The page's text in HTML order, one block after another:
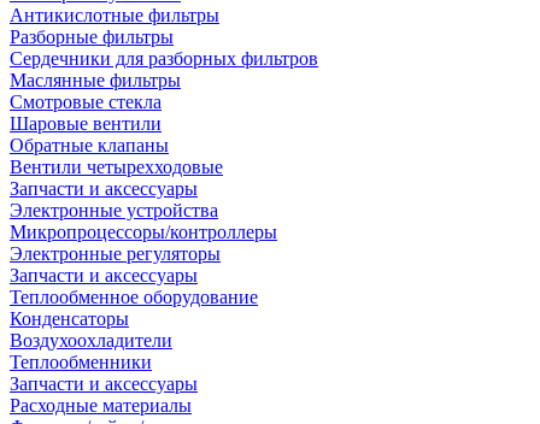
Антикислотные фильтры
Разборные фильтры
Сердечники для разборных фильтров
Маслянные фильтры
Смотровые стекла
Шаровые вентили
Обратные клапаны
Вентили четырехходовые
Запчасти и аксессуары
Электронные устройства
Микропроцессоры/контроллеры
Электронные регуляторы
Запчасти и аксессуары
Теплообменное оборудование
Конденсаторы
Воздухоохладители
Теплообменники
Запчасти и аксессуары
Расходные материалы